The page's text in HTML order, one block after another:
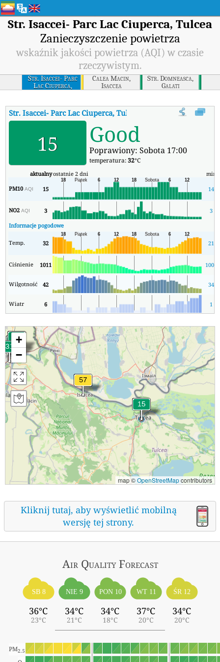
Str. Isaccei- Parc Lac Ciuperca, Tulcea
Zanieczyszczenie powietrza
wskaźnik jakości powietrza (AQI) w czasie
rzeczywistym.
Str. Isaccei- Parc
Lac Ciuperca,
Tulcea
Calea Macin,
Isaccea
Str. Domneasca,
Galati
Str. Isaccei- Parc Lac Ciuperca, Tulcea Str. Isaccei- Parc
15 Good
Poprawiony: Sobota 17:00
temperatura:32°C
aktualnyostatnie 2 dni min
PM10AQI 15 14
NO2AQI 3
3
Informacje pogodowe
Temp. 32 21
Ciśnienie 1011 1009
Wilgotność 42 34
Wiatr 6 1
+
−
map ©OpenStreetMapcontributors
Kliknij tutaj, aby wyświetlić mobilną
wersję tej strony.
Air QualityForecast
SB 8
36°C
23°C
NIE 9
34°C
21°C
PON 10
34°C
18°C
WT 11
37°C
20°C
ŚR 12
34°C
20°C
PM2.5